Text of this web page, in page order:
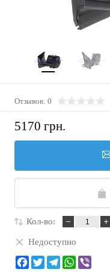
Отзывов: 0
5170 грн.
Кол-во:
Недоступно